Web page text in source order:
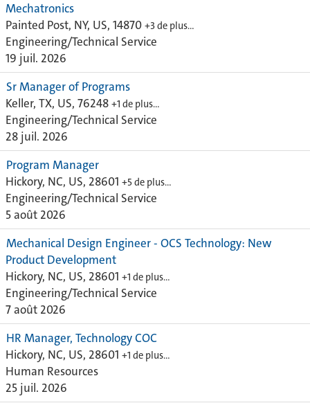
Mechatronics
Painted Post, NY, US, 14870 +3 de plus…
Engineering/Technical Service
19 juil. 2026
Sr Manager of Programs
Keller, TX, US, 76248 +1 de plus…
Engineering/Technical Service
28 juil. 2026
Program Manager
Hickory, NC, US, 28601 +5 de plus…
Engineering/Technical Service
5 août 2026
Mechanical Design Engineer - OCS Technology: New
Product Development
Hickory, NC, US, 28601 +1 de plus…
Engineering/Technical Service
7 août 2026
HR Manager, Technology COC
Hickory, NC, US, 28601 +1 de plus…
Human Resources
25 juil. 2026